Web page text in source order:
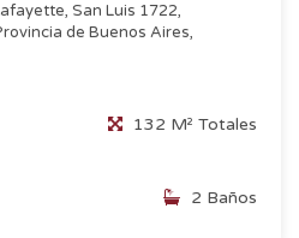
San Luis 1722,
de Buenos Aires,
132 M² Totales
2 Baños